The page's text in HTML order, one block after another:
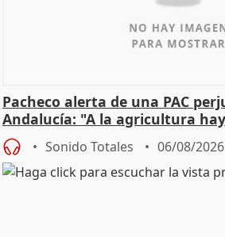
Pacheco alerta de una PAC
Andalucía: "A la agricultura
Sonido Totales 06/08/2026